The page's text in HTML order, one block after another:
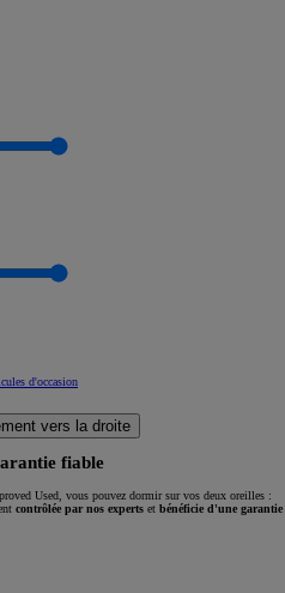
d'occasion
vers la droite
fiable
Used, vous pouvez dormir sur vos deux oreilles :
contrôlée par nos experts et bénéficie d'une garantie